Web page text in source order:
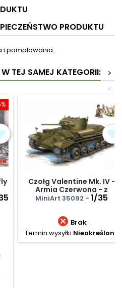
PRODUKTU
i pomalowania.
TEJ SAMEJ KATEGORII:
>
<
Czołg Valentine Mk. IV -
Armia Czerwona - z
załogą
MiniArt 35092 - 1/35
 Brak
Termin wysyłki Nieokreślony